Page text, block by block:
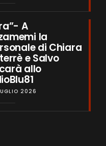
A
la
di Chiara
e Salvo
allo
2026